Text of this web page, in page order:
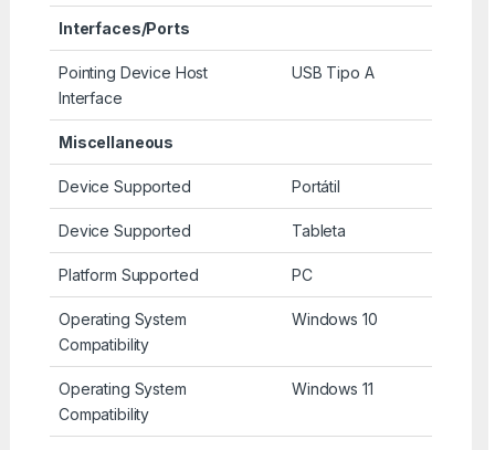
Interfaces/Ports
Pointing Device Host
Interface
USB Tipo A
Miscellaneous
Device Supported Portátil
Device Supported Tableta
Platform Supported PC
Operating System
Compatibility
Windows 10
Operating System
Compatibility
Windows 11